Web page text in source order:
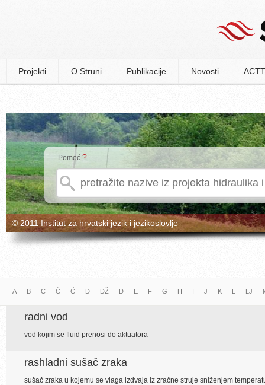
Projekti O Struni Publikacije Novosti
Pomoć ?
© 2011 Institut za hrvatski jezik i jezikoslovlje
A B C Č Ć D DŽ Đ E F G H I J K L LJ
radni vod
vod kojim se fluid prenosi do aktuatora
rashladni sušač zraka
sušač zraka u kojemu se vlaga izdvaja iz zračne struje sniženjem